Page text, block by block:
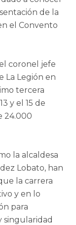
de la
el Convento
coronel jefe
La Legión en
tercera
y el 15 de
24.000
la alcaldesa
Lobato, han
la carrera
y en lo
para
singularidad